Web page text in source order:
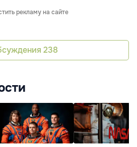
рекламу на сайте
238